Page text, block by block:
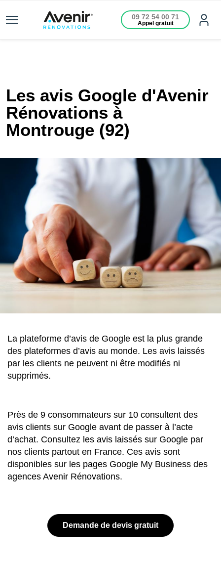
09 72 54 00 71
Appel gratuit
Les avis Google d'Avenir
Rénovations à
Montrouge (92)
La plateforme d’avis de Google est la plus grande
des plateformes d’avis au monde. Les avis laissés
par les clients ne peuvent ni être modifiés ni
supprimés.
Près de 9 consommateurs sur 10 consultent des
avis clients sur Google avant de passer à l’acte
d’achat. Consultez les avis laissés sur Google par
nos clients partout en France. Ces avis sont
disponibles sur les pages Google My Business des
agences Avenir Rénovations.
Demande de devis gratuit